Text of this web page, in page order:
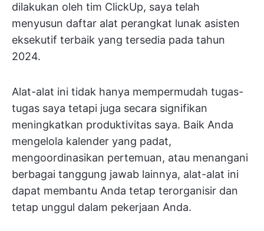
dilakukan oleh tim ClickUp, saya telah
menyusun daftar alat perangkat lunak asisten
eksekutif terbaik yang tersedia pada tahun
2024.
Alat-alat ini tidak hanya mempermudah tugas-
tugas saya tetapi juga secara signifikan
meningkatkan produktivitas saya. Baik Anda
mengelola kalender yang padat,
mengoordinasikan pertemuan, atau menangani
berbagai tanggung jawab lainnya, alat-alat ini
dapat membantu Anda tetap terorganisir dan
tetap unggul dalam pekerjaan Anda.